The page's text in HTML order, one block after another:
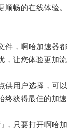
畅的在线体验。
，啊哈加速器都
，让您体验更加流
用户选择，可以
终获得最佳的加速
只要打开啊哈加